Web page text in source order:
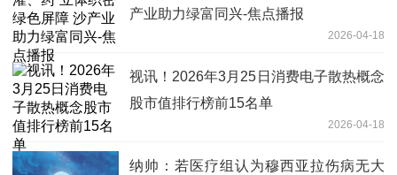
产业助力绿富同兴-焦点播报
2026-04-18
视讯！2026年3月25日消费电子散热概念
股市值排行榜前15名单
2026-04-18
纳帅：若医疗组认为穆西亚拉伤病无大